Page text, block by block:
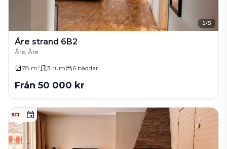
1/5
Åre strand 6B2
Åre, Åre
78 m² 3 rum 6 bäddar
Från 50 000 kr